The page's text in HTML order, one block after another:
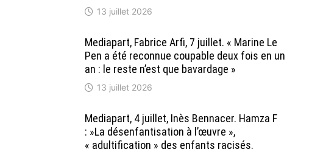
13 juillet 2026
Mediapart, Fabrice Arfi, 7 juillet. « Marine Le
Pen a été reconnue coupable deux fois en un
an : le reste n’est que bavardage »
13 juillet 2026
Mediapart, 4 juillet, Inès Bennacer. Hamza F
: »La désenfantisation à l’œuvre »,
« adultification » des enfants racisés.